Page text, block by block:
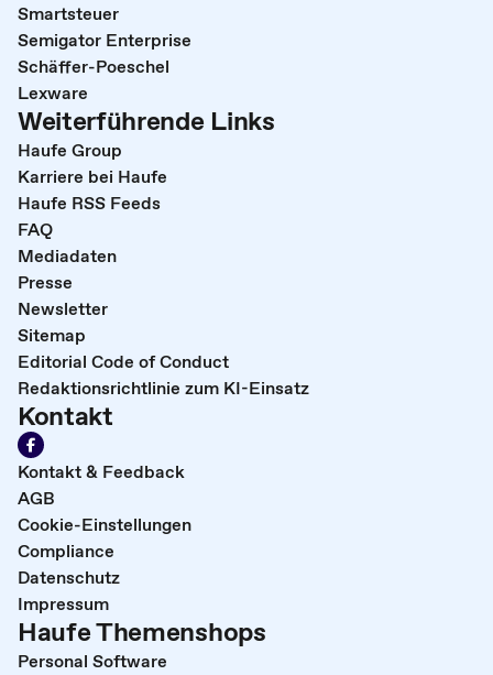
Smartsteuer
Semigator Enterprise
Schäffer-Poeschel
Lexware
Weiterführende Links
Haufe Group
Karriere bei Haufe
Haufe RSS Feeds
FAQ
Mediadaten
Presse
Newsletter
Sitemap
Editorial Code of Conduct
Redaktionsrichtlinie zum KI-Einsatz
Kontakt
Kontakt & Feedback
AGB
Cookie-Einstellungen
Compliance
Datenschutz
Impressum
Haufe Themenshops
Personal Software